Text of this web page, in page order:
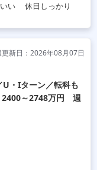
い 休日しっかり
新日：2026年08月07日
U・Iターン／転科も
2400～2748万円 週